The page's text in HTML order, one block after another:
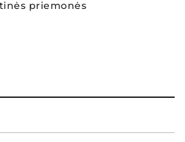
priemonės